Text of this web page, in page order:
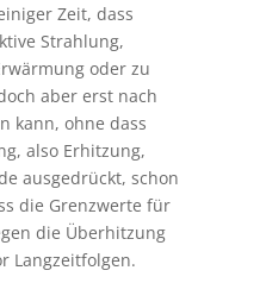
Zeit, dass
Strahlung,
oder zu
aber erst nach
kann, ohne dass
also Erhitzung,
ausgedrückt, schon
die Grenzwerte für
die Überhitzung
Langzeitfolgen.